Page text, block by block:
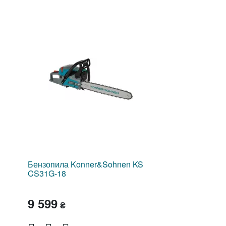
Бензопила Konner&Sohnen KS
CS31G-18
9 599₴